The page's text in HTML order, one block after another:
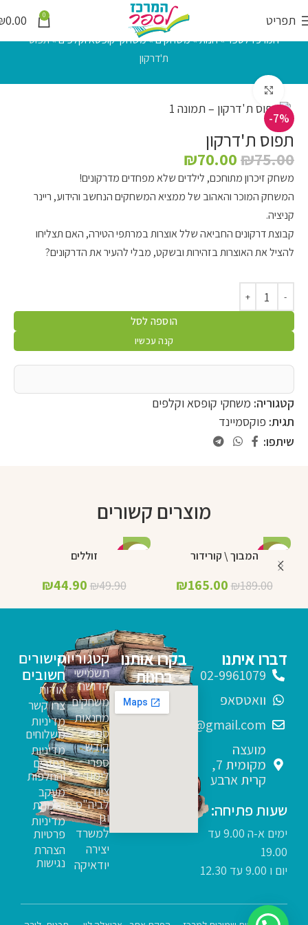
תפריט 0
0.00
המרכז לספר»חנות»משחקים»משחקי קופסא וקלפים»תפוס
ת'דרקון
תפוס ת'דרקון
₪75.00
₪70.00
משחק זיכרון מתוחכם, לילדים שלא מפחדים מדרקונים!
המשחק המוכר והאהוב של ממציא המשחקים הנחשב והידוע, ריינר
קניציה.
קבוצת דרקונים החביאה שלל אוצרות במרתפי הטירה, האם תצליחו
להציל את האוצרות בזהירות ובשקט, מבלי להעיר את הדרקונים?
הוספה לסל
קנה עכשיו
קטגוריה: משחקי קופסא וקלפים
תגית: פוקסמיינד
שיתפו:
-7%
מוצרים קשורים
-13% המבוך \ קורידור
₪189.00
₪165.00
זוללים
₪49.90
₪44.90
קטגוריות
תשמישי
קדושה
משחקים
מחנאות
ספרי
קודש
ספרי
לימוד
ציוד
לביה"ס
וגן
למשרד
יצירה
יודאיקה
קישורים
חשובים
אודות
צרו קשר
מדיניות
משלוחים
מדיניות
החזרים
והחלפות
מעקב
הזמנות
מדיניות
פרטיות
הצהרת
נגישות
דברו איתנו
02-9961079
וואטסאפ
sfarim.k4@gmail.com
מועצה
מקומית 7,
קרית ארבע
שעות פתיחה:
ימים א-ה 9.00 עד
19.00
יום ו 9.00 עד 12.30
בקרו אותנו
בחנות